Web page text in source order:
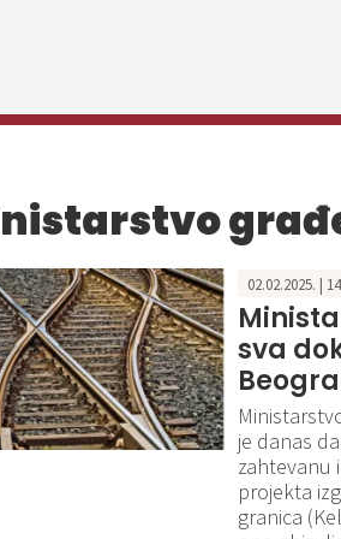
02.02.2025. |
sva
je danas
zahtevanu
projekta
granica